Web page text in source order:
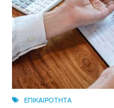
ΕΠΙΚΑΙΡΟΤΗΤΑ